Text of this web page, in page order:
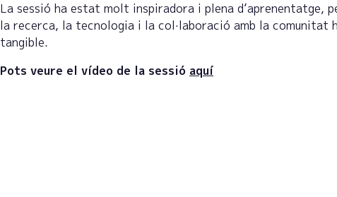
La sessió ha estat molt inspiradora i plena d’aprenentatge,
la recerca, la tecnologia i la col·laboració amb la comunitat
tangible.
Pots veure el vídeo de la sessió aquí